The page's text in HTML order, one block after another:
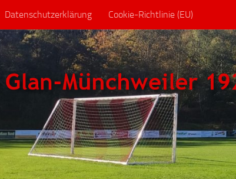
Datenschutzerklärung Cookie-Richtlinie (EU)